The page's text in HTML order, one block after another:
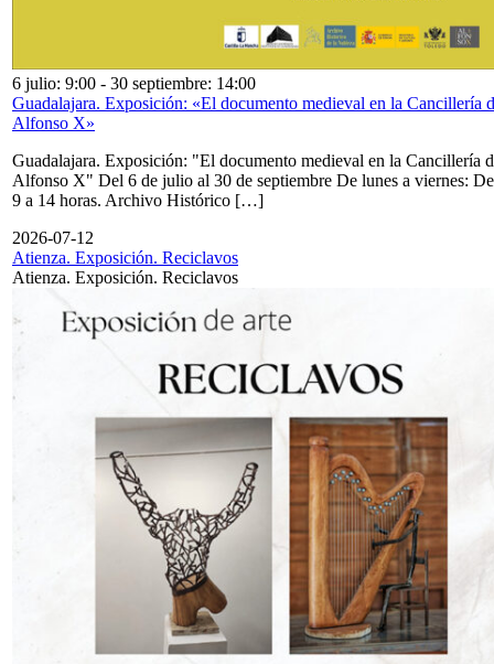
6 julio: 9:00 - 30 septiembre: 14:00
Guadalajara. Exposición: «El documento medieval en la Cancillería
Alfonso X»
Guadalajara. Exposición: "El documento medieval en la Cancillería
Alfonso X" Del 6 de julio al 30 de septiembre De lunes a viernes: De
9 a 14 horas. Archivo Histórico […]
2026-07-12
Atienza. Exposición. Reciclavos
Atienza. Exposición. Reciclavos